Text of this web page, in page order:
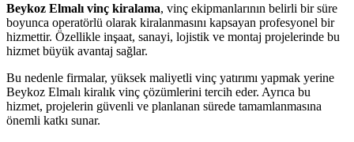
Beykoz Elmalı vinç kiralama, vinç ekipmanlarının belirli bir süre
boyunca operatörlü olarak kiralanmasını kapsayan profesyonel bir
hizmettir. Özellikle inşaat, sanayi, lojistik ve montaj projelerinde bu
hizmet büyük avantaj sağlar.
Bu nedenle firmalar, yüksek maliyetli vinç yatırımı yapmak yerine
Beykoz Elmalı kiralık vinç çözümlerini tercih eder. Ayrıca bu
hizmet, projelerin güvenli ve planlanan sürede tamamlanmasına
önemli katkı sunar.